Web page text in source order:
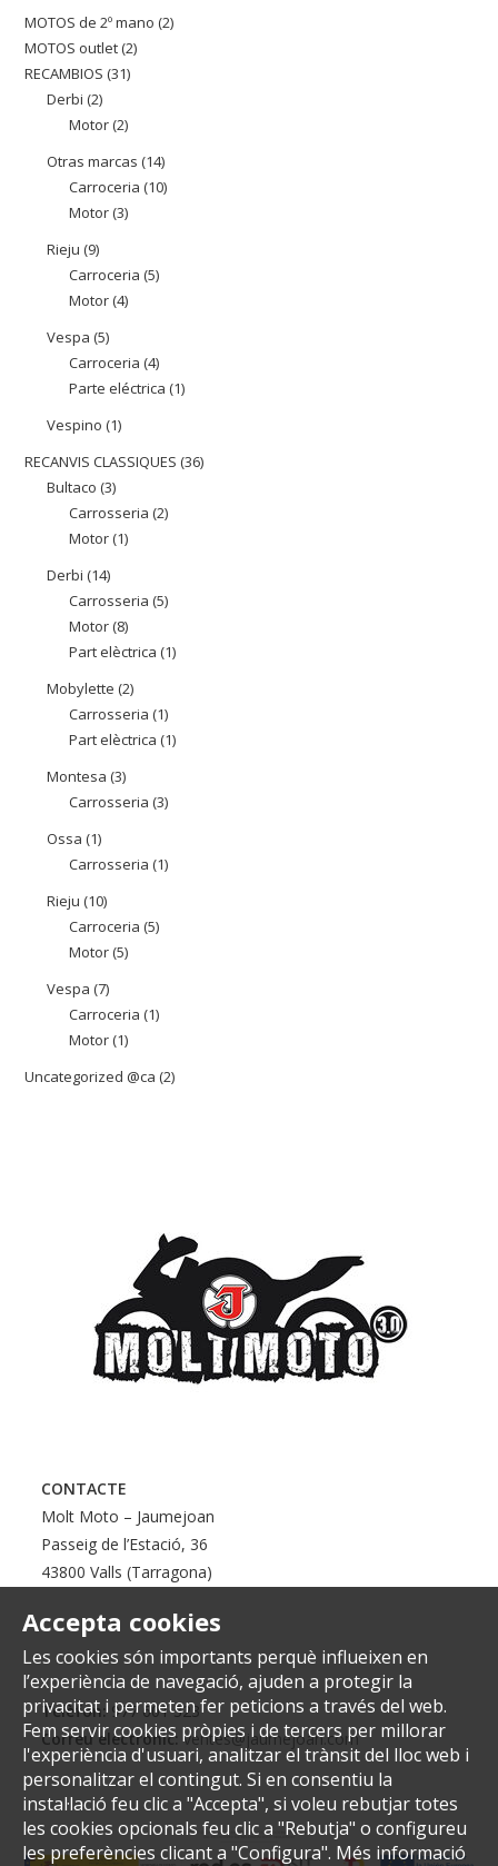
MOTOS de 2º mano 22
MOTOS outlet 22
RECAMBIOS 3131
Derbi 22
productes
Motor 22
productes
Otras marcas 1414
productes
Carroceria 1010
Motor 33
Rieju 99
productes
Carroceria 55
Motor 44
Vespa 55
productes
Carroceria 44
productes
Parte eléctrica 11
Vespino 11
producte
RECANVIS CLASSIQUES 3636
Bultaco 33
productes
Carrosseria 22
Motor 11
Derbi 1414
productes
Carrosseria 55
Motor 88
productes
Part elèctrica 11
Mobylette 22
productes
Carrosseria 11
producte
Part elèctrica 11
Montesa 33
productes
Carrosseria 33
Ossa 11
producte
Carrosseria 11
Rieju 1010
productes
Carroceria 55
Motor 55
Vespa 77
productes
Carroceria 11
Motor 11
producte
Uncategorized @ca 22
Accepta cookies
Les cookies són importants perquè influeixen en
l’experiència de navegació, ajuden a protegir la
privacitat i permeten fer peticions a través del web.
Fem servir cookies pròpies i de tercers per millorar
l'experiència d'usuari, analitzar el trànsit del lloc web i
personalitzar el contingut. Si en consentiu la
instal·lació feu clic a "Accepta", si voleu rebutjar totes
les cookies opcionals feu clic a "Rebutja" o configureu
les preferències clicant a "Configura". Més informació
CONTACTE
Molt Moto – Jaumejoan
Passeig de l’Estació, 36
43800 Valls (Tarragona)
Telèfon:977 601 323
Correu electrònic: ventes@jaumejoan.com